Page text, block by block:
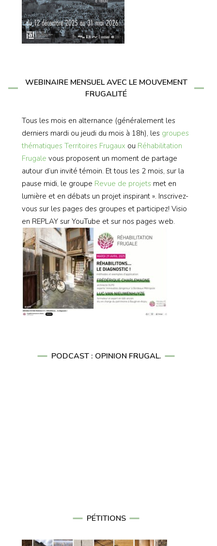
WEBINAIRE MENSUEL AVEC LE MOUVEMENT
FRUGALITÉ
Tous les mois en alternance (généralement les
derniers mardi ou jeudi du mois à 18h), les groupes
thématiques Territoires Frugaux ou Réhabilitation
Frugale vous proposent un moment de partage
autour d’un invité témoin. Et tous les 2 mois, sur la
pause midi, le groupe Revue de projets met en
lumière et en débats un projet inspirant ». Inscrivez-
vous sur les pages des groupes et participez! Visio
en REPLAY sur YouTube et sur nos pages web.
PODCAST : OPINION FRUGAL.
PÉTITIONS